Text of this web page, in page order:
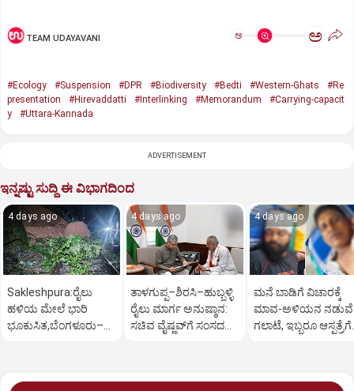
TEAM UDAYAVANI ಅ ಅ
#Ecology #Suspension #DPR #Biodiversity #Bedti #Western-Ghats
#Re
presentation
#Hirevaddatti #Interlinking #Memorandum
#Carrying-capacit
y
#Uttara-Kannada
ADVERTISEMENT
ಇನ್ನಷ್ಟು ಸುದ್ದಿ ಈ ವಿಭಾಗದಿಂದ
4 days ago
Sakleshpura:ರೈಲು
ಹಳಿಯ ಮೇಲೆ ಭಾರಿ
ಭೂಕುಸಿತ,ಬೆಂಗಳೂರು–
4 days ago
ತಾಳಗುಪ್ಪ–ಶಿರಸಿ–ಹುಬ್ಬಳ್ಳಿ
ರೈಲು ಮಾರ್ಗ ಅನುಷ್ಠಾನ:
ಸಚಿವ ವೈಷ್ಣವ್‌ಗೆ ಸಂಸದ
4 days ago
ಮನೆ ಬಾಡಿಗೆ ವಿಚಾರಕ್ಕೆ
ಮಾವ-ಅಳಿಯನ ನಡುವೆ
ಗಲಾಟೆ, ಇಬ್ಬರೂ ಆಸ್ಪತ್ರೆಗೆ